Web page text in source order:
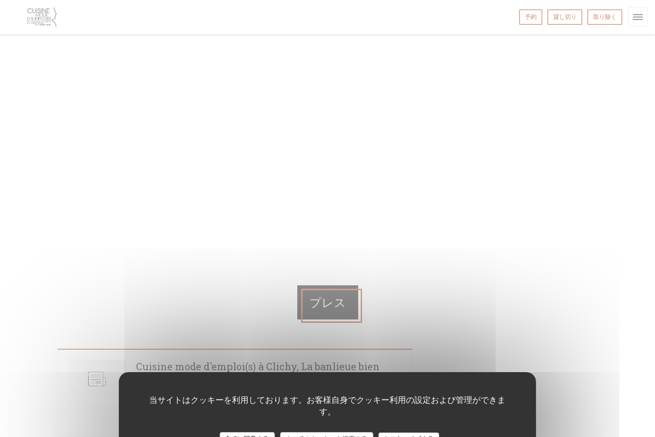
当サイトはクッキーを利用しております。お客様自身でクッキー利用の設定および管理ができま
す。
予約 貸し切り 取り除く
プレス
Cuisine mode d'emploi(s) à Clichy, La banlieue bien
2018/07/10